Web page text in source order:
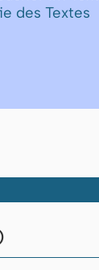
des Textes